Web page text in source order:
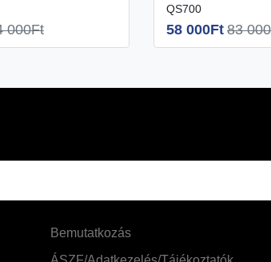
000Ft
QS700
58 000Ft 83
Bemutatkozás